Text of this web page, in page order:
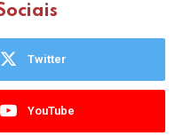
Twitter
YouTube